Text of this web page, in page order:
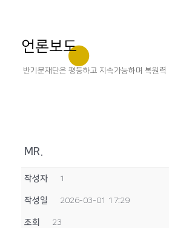
언론보도
반기문재단은 평등하고 지속가능하며 복원력
MR.
작성자 1
작성일 2026-03-01 17:29
조회 23